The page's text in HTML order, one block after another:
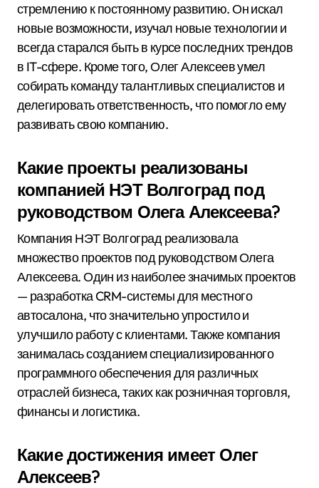
стремлению к постоянному развитию. Он искал
новые возможности, изучал новые технологии и
всегда старался быть в курсе последних трендов
в IT-сфере. Кроме того, Олег Алексеев умел
собирать команду талантливых специалистов и
делегировать ответственность, что помогло ему
развивать свою компанию.
Какие проекты реализованы
компанией НЭТ Волгоград под
руководством Олега Алексеева?
Компания НЭТ Волгоград реализовала
множество проектов под руководством Олега
Алексеева. Один из наиболее значимых проектов
— разработка CRM-системы для местного
автосалона, что значительно упростило и
улучшило работу с клиентами. Также компания
занималась созданием специализированного
программного обеспечения для различных
отраслей бизнеса, таких как розничная торговля,
финансы и логистика.
Какие достижения имеет Олег
Алексеев?